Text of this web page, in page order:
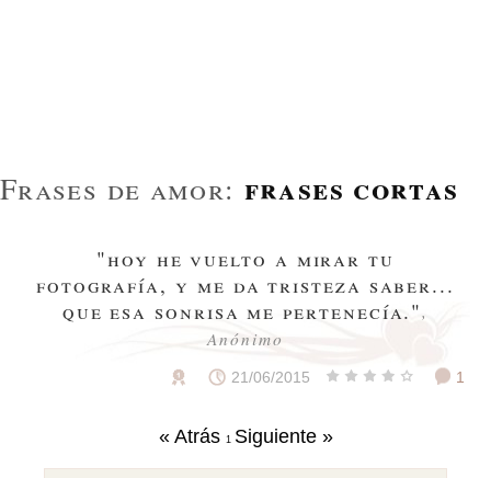
Frases de amor: frases cortas
"hoy he vuelto a mirar tu
fotografía, y me da tristeza saber...
que esa sonrisa me pertenecía.",
Anónimo
21/06/2015 1
« Atrás 1 Siguiente »